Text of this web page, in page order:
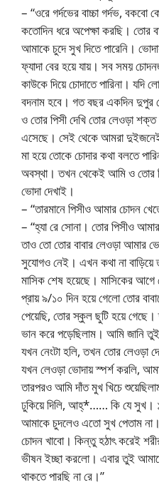
– “ওরে গর্দভের বাচ্চা গর্দভ,
কতোদিন ধরে অপেক্ষা করছি। তোর
আমাকে চুদে সুখ দিতে পারেনি।
ফ্যাদা বের হয়ে যায়। সব সময়
কাউকে দিয়ে চোদাতে পারিনা।
বদনাম হবে। গত বছর একদিন দুপুর
ও তোর পিসী দেখি তোর লেওড়া শক্ত
এসেছে। সেই থেকে আমরা
মা হয়ে তোকে চোদার কথা বলতে
অবস্থা। তখন থেকেই আমি ও তোর
ভোদা দেখাই।
– “তারমানে পিসীও আমার চোদন
– “হ্যা রে সোনা। তোর পিসীও
তাও তো তোর বাবার লেওড়া আমার
সুযোগও নেই। এখন কথা না
মাসিক শেষ হয়েছে। মাসিকের আগে
প্রায় ৯/১০ দিন হয়ে গেলো তোর
পেয়েছি, তোর স্কুল ছুটি হয়ে গেছে।
ভান করে পড়েছিলাম। আমি জানি
যখন নেংটা হলি, তখন তোর লেওড়া
যখন লেওড়া ভোদায় স্পর্শ করলি,
তারপরও আমি দাঁত মুখ খিচে
ঢুকিয়ে দিলি, আহ্*…… কি যে সুখ।
আমাকে চুদলেও এতো সুখ পেতাম
চোদন খাবো। কিন্তু হঠাৎ করেই
ভীষন ইচ্ছা করলো। এবার তুই
থাকতে পারছি না রে।”